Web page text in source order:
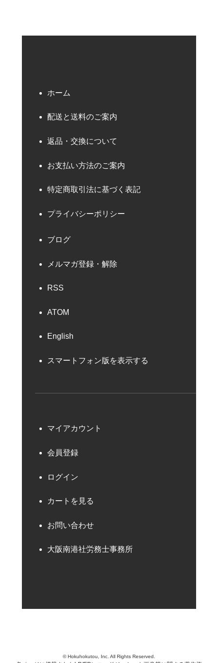
ホーム
配送と送料のご案内
返品・交換について
お支払い方法のご案内
特定商取引法に基づく表記
プライバシーポリシー
ブログ
メルマガ登録・解除
RSS
ATOM
English
スマートフォン版を表示する
マイアカウント
会員登録
ログイン
カートを見る
お問い合わせ
大阪南港社労務士事務所
© Hokuhokutou, Inc. All Rights Reserved.